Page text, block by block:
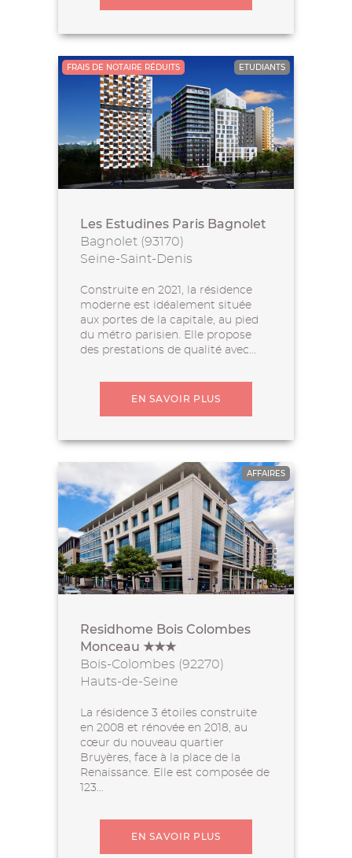
FRAIS DE NOTAIRE RÉDUITS ETUDIANTS
Les Estudines Paris Bagnolet
Bagnolet (93170)
Seine-Saint-Denis
Construite en 2021, la résidence
moderne est idéalement située
aux portes de la capitale, au pied
du métro parisien. Elle propose
des prestations de qualité avec...
EN SAVOIR PLUS
AFFAIRES
Residhome Bois Colombes
Monceau ★★★
Bois-Colombes (92270)
Hauts-de-Seine
La résidence 3 étoiles construite
en 2008 et rénovée en 2018, au
cœur du nouveau quartier
Bruyères, face à la place de la
Renaissance. Elle est composée de
123...
EN SAVOIR PLUS